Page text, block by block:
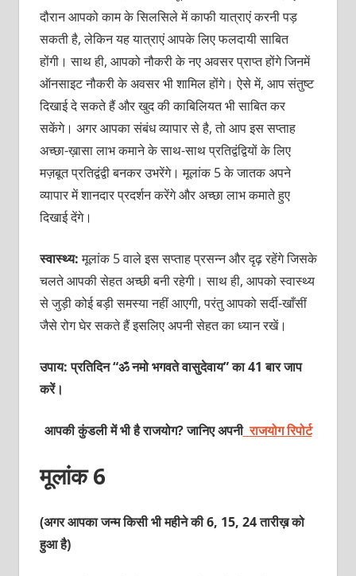
दौरान आपको काम के सिलसिले में काफी यात्राएं करनी पड़
सकती है, लेकिन यह यात्राएं आपके लिए फलदायी साबित
होंगी। साथ ही, आपको नौकरी के नए अवसर प्राप्त होंगे जिनमें
ऑनसाइट नौकरी के अवसर भी शामिल होंगे। ऐसे में, आप संतुष्ट
दिखाई दे सकते हैं और खुद की काबिलियत भी साबित कर
सकेंगे। अगर आपका संबंध व्यापार से है, तो आप इस सप्ताह
अच्छा-ख़ासा लाभ कमाने के साथ-साथ प्रतिद्वंद्वियों के लिए
मज़बूत प्रतिद्वंद्वी बनकर उभरेंगे। मूलांक 5 के जातक अपने
व्यापार में शानदार प्रदर्शन करेंगे और अच्छा लाभ कमाते हुए
दिखाई देंगे।
स्वास्थ्य:मूलांक 5 वाले इस सप्ताह प्रसन्न औरदृढ़ रहेंगे जिसके
चलते आपकी सेहत अच्छी बनी रहेगी। साथ ही, आपको स्वास्थ्य
से जुड़ी कोई बड़ी समस्या नहीं आएगी, परंतु आपको सर्दी-खाँसीं
जैसे रोग घेर सकते हैं इसलिए अपनी सेहत का ध्यान रखें।
उपाय: प्रतिदिन “ॐ नमो भगवते वासुदेवाय” का 41 बार जाप
करें।
आपकी कुंडली में भी है राजयोग? जानिए अपनी राजयोग रिपोर्ट
मूलांक 6
(अगर आपका जन्म किसी भी महीने की 6, 15, 24 तारीख़ को
हुआ है)